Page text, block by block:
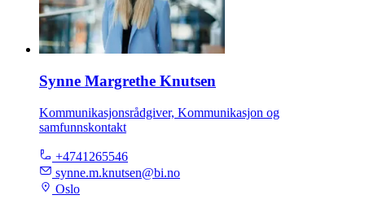
Synne Margrethe Knutsen
Kommunikasjonsrådgiver, Kommunikasjon og
samfunnskontakt
+4741265546
synne.m.knutsen@bi.no
Oslo